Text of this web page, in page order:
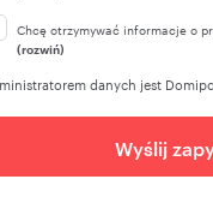
Chcę otrzymywać informacje o
(rozwiń)
danych jest
Wyślij